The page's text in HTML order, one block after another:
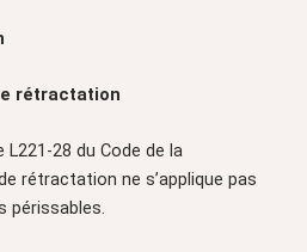
rétractation
28 du Code de la
rétractation ne s’applique pas
périssables.